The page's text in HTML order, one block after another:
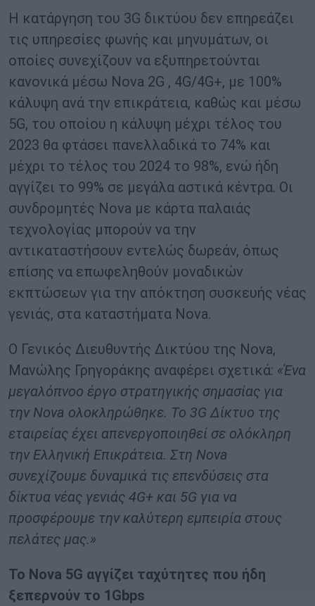
Η κατάργηση του 3G δικτύου δεν επηρεάζει
τις υπηρεσίες φωνής και μηνυμάτων, οι
οποίες συνεχίζουν να εξυπηρετούνται
κανονικά μέσω Nova 2G , 4G/4G+, με 100%
κάλυψη ανά την επικράτεια, καθώς και μέσω
5G, του οποίου η κάλυψη μέχρι τέλος του
2023 θα φτάσει πανελλαδικά το 74% και
μέχρι το τέλος του 2024 το 98%, ενώ ήδη
αγγίζει το 99% σε μεγάλα αστικά κέντρα. Οι
συνδρομητές Nova με κάρτα παλαιάς
τεχνολογίας μπορούν να την
αντικαταστήσουν εντελώς δωρεάν, όπως
επίσης να επωφεληθούν μοναδικών
εκπτώσεων για την απόκτηση συσκευής νέας
γενιάς, στα καταστήματα Nova.
Ο Γενικός Διευθυντής Δικτύου της Nova,
Μανώλης Γρηγοράκης αναφέρει σχετικά: «Ένα
μεγαλόπνοο έργο στρατηγικής σημασίας για
την Nova ολοκληρώθηκε. Το 3G Δίκτυο της
εταιρείας έχει απενεργοποιηθεί σε ολόκληρη
την Ελληνική Επικράτεια. Στη Nova
συνεχίζουμε δυναμικά τις επενδύσεις στα
δίκτυα νέας γενιάς 4G+ και 5G για να
προσφέρουμε την καλύτερη εμπειρία στους
πελάτες μας.»
Το Nova 5G αγγίζει ταχύτητες που ήδη
ξεπερνούν το 1Gbps